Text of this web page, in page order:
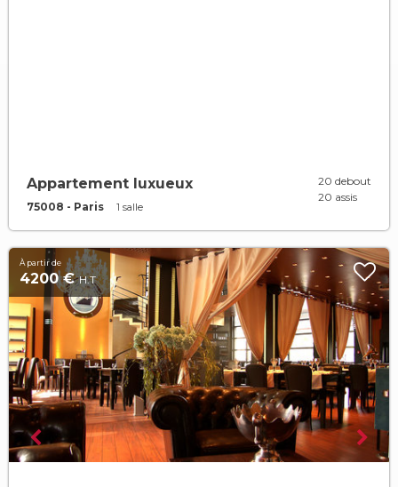
Appartement luxueux
75008 - Paris 1 salle
20 debout
20 assis
À partir de
4200 €H.T